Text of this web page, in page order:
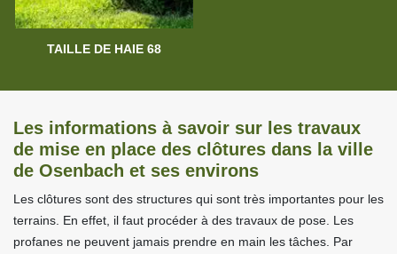
TAILLE DE HAIE 68
Les informations à savoir sur les travaux
de mise en place des clôtures dans la ville
de Osenbach et ses environs
Les clôtures sont des structures qui sont très importantes pour les
terrains. En effet, il faut procéder à des travaux de pose. Les
profanes ne peuvent jamais prendre en main les tâches. Par